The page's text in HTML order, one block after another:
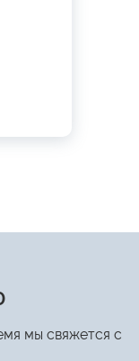
мы свяжется с